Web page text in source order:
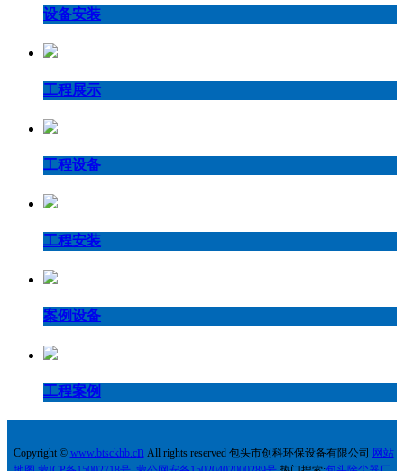
设备安装
工程展示
工程设备
工程安装
案例设备
工程案例
Copyright © www.btsckhb.cnAll rights reserved 包头市创科环保设备有限公司 网站